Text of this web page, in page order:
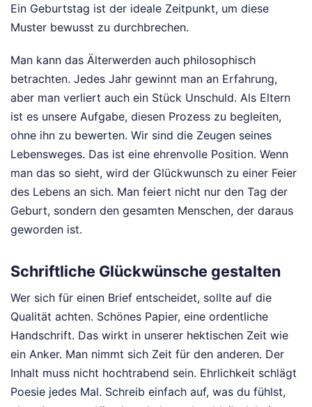
Ein Geburtstag ist der ideale Zeitpunkt, um diese
Muster bewusst zu durchbrechen.
Man kann das Älterwerden auch philosophisch
betrachten. Jedes Jahr gewinnt man an Erfahrung,
aber man verliert auch ein Stück Unschuld. Als Eltern
ist es unsere Aufgabe, diesen Prozess zu begleiten,
ohne ihn zu bewerten. Wir sind die Zeugen seines
Lebensweges. Das ist eine ehrenvolle Position. Wenn
man das so sieht, wird der Glückwunsch zu einer Feier
des Lebens an sich. Man feiert nicht nur den Tag der
Geburt, sondern den gesamten Menschen, der daraus
geworden ist.
Schriftliche Glückwünsche gestalten
Wer sich für einen Brief entscheidet, sollte auf die
Qualität achten. Schönes Papier, eine ordentliche
Handschrift. Das wirkt in unserer hektischen Zeit wie
ein Anker. Man nimmt sich Zeit für den anderen. Der
Inhalt muss nicht hochtrabend sein. Ehrlichkeit schlägt
Poesie jedes Mal. Schreib einfach auf, was du fühlst,